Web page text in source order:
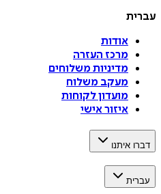
עברית
אודות
מרכז העזרה
מדיניות משלוחים
מעקב משלוח
מועדון לקוחות
איזור אישי
דברו איתנו
עברית